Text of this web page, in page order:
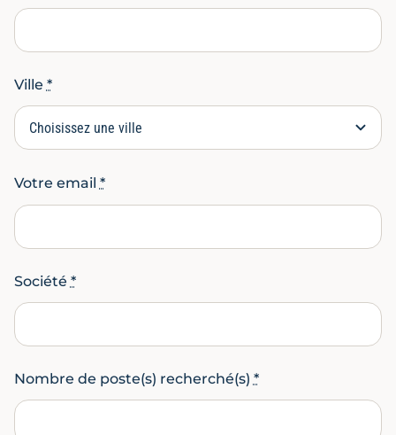
Ville *
Votre email *
Société *
Nombre de poste(s) recherché(s) *